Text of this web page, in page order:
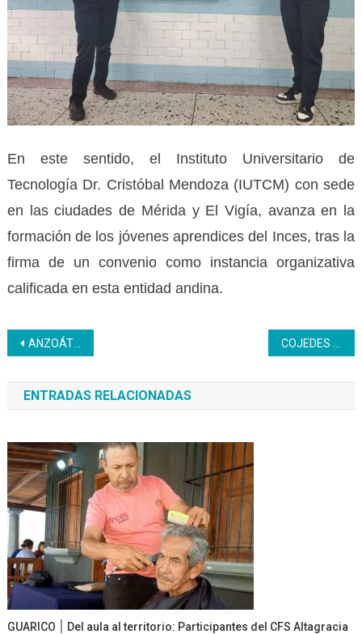
En este sentido, el Instituto Universitario de
Tecnología Dr. Cristóbal Mendoza (IUTCM) con sede
en las ciudades de Mérida y El Vigía, avanza en la
formación de los jóvenes aprendices del Inces, tras la
firma de un convenio como instancia organizativa
calificada en esta entidad andina.
Navegación
de
entradas
ANZOÁTEGUI | Inces celebró 10 años de la Juventud Productiva con jornadas recreativas
ENTRADAS RELACIONADAS
GUARICO ׀ Del aula al territorio: Participantes del CFS Altagracia